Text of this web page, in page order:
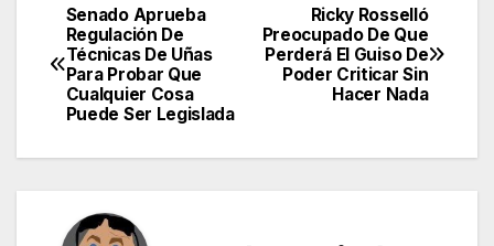
Navegación
de
entradas
Ricky Rosselló
Preocupado De Que
Perderá El Guiso De
Poder Criticar Sin
Hacer Nada
Senado Aprueba
Regulación De
Técnicas De Uñas
Para Probar Que
Cualquier Cosa
Puede Ser Legislada